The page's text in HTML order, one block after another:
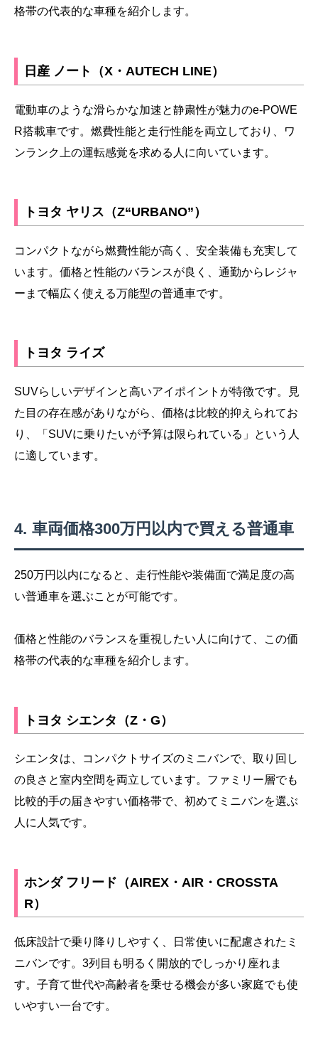
格帯の代表的な車種を紹介します。
日産 ノート（X・AUTECH LINE）
電動車のような滑らかな加速と静粛性が魅力のe-POWE
R搭載車です。燃費性能と走行性能を両立しており、ワ
ンランク上の運転感覚を求める人に向いています。
トヨタ ヤリス（Z“URBANO”）
コンパクトながら燃費性能が高く、安全装備も充実して
います。価格と性能のバランスが良く、通勤からレジャ
ーまで幅広く使える万能型の普通車です。
トヨタ ライズ
SUVらしいデザインと高いアイポイントが特徴です。見
た目の存在感がありながら、価格は比較的抑えられてお
り、「SUVに乗りたいが予算は限られている」という人
に適しています。
車両価格300万円以内で買える普通車
250万円以内になると、走行性能や装備面で満足度の高
い普通車を選ぶことが可能です。
価格と性能のバランスを重視したい人に向けて、この価
格帯の代表的な車種を紹介します。
トヨタ シエンタ（Z・G）
シエンタは、コンパクトサイズのミニバンで、取り回し
の良さと室内空間を両立しています。ファミリー層でも
比較的手の届きやすい価格帯で、初めてミニバンを選ぶ
人に人気です。
ホンダ フリード（AIREX・AIR・CROSSTA
R）
低床設計で乗り降りしやすく、日常使いに配慮されたミ
ニバンです。3列目も明るく開放的でしっかり座れま
す。子育て世代や高齢者を乗せる機会が多い家庭でも使
いやすい一台です。